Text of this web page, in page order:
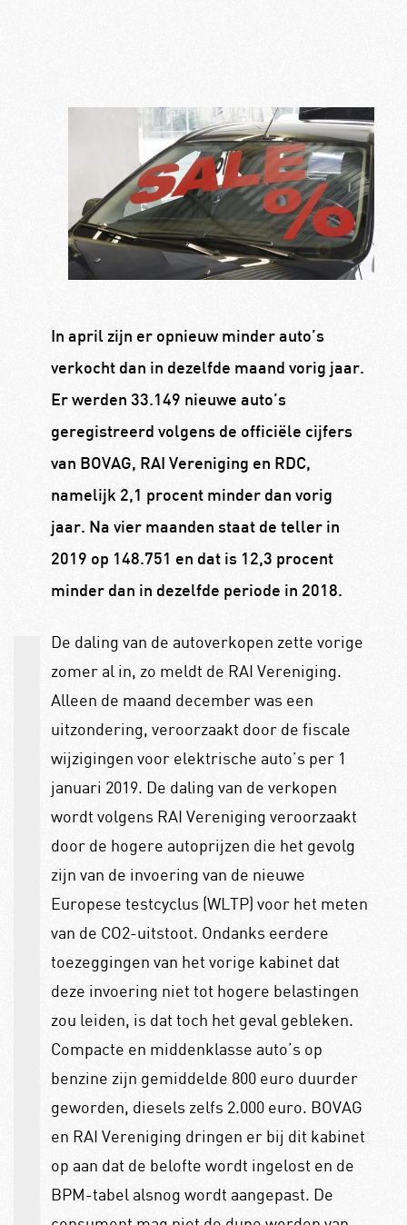
In april zijn er opnieuw minder auto’s
verkocht dan in dezelfde maand vorig jaar.
Er werden 33.149 nieuwe auto’s
geregistreerd volgens de officiële cijfers
van BOVAG, RAI Vereniging en RDC,
namelijk 2,1 procent minder dan vorig
jaar. Na vier maanden staat de teller in
2019 op 148.751 en dat is 12,3 procent
minder dan in dezelfde periode in 2018.
De daling van de autoverkopen zette vorige
zomer al in, zo meldt de RAI Vereniging.
Alleen de maand december was een
uitzondering, veroorzaakt door de fiscale
wijzigingen voor elektrische auto’s per 1
januari 2019. De daling van de verkopen
wordt volgens RAI Vereniging veroorzaakt
door de hogere autoprijzen die het gevolg
zijn van de invoering van de nieuwe
Europese testcyclus (WLTP) voor het meten
van de CO2-uitstoot. Ondanks eerdere
toezeggingen van het vorige kabinet dat
deze invoering niet tot hogere belastingen
zou leiden, is dat toch het geval gebleken.
Compacte en middenklasse auto’s op
benzine zijn gemiddelde 800 euro duurder
geworden, diesels zelfs 2.000 euro. BOVAG
en RAI Vereniging dringen er bij dit kabinet
op aan dat de belofte wordt ingelost en de
BPM-tabel alsnog wordt aangepast. De